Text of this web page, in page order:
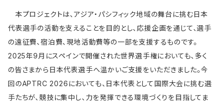
本プロジェクトは、アジア・パシフィック地域の舞台に挑む日本
代表選手の活動を支えることを目的とし、応援企画を通じて、選手
の遠征費、宿泊費、現地活動費等の一部を支援するものです。
2025年9月にスペインで開催された世界選手権においても、多く
の皆さまから日本代表選手へ温かいご支援をいただきました。今
回のAPTRC 2026においても、日本代表として国際大会に挑む選
手たちが、競技に集中し、力を発揮できる環境づくりを目指してま